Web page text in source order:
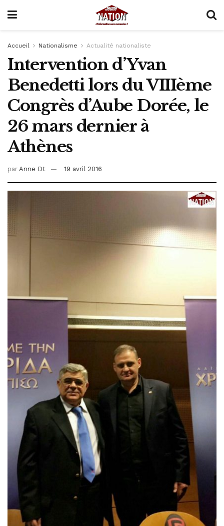
Accueil Nationalisme Actualité nationaliste
Intervention d’Yvan
Benedetti lors du VIIIème
Congrès d’Aube Dorée, le
26 mars dernier à
Athènes
par Anne Dt 19 avril 2016